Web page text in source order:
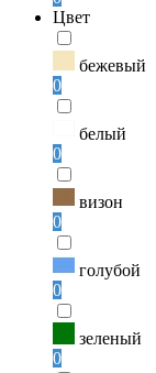
Цвет
бежевый
0
белый
0
визон
0
голубой
0
зеленый
0